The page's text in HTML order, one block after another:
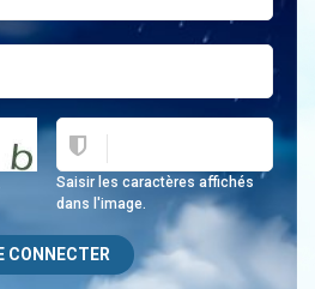
Saisir les caractères affichés
dans l'image.